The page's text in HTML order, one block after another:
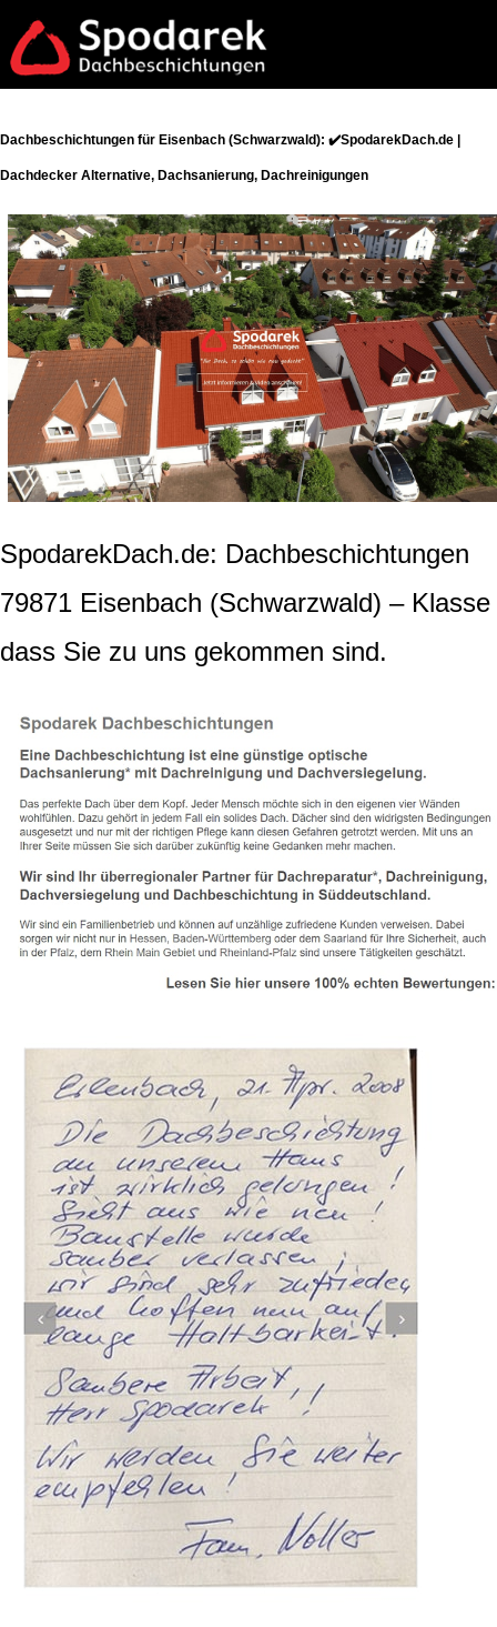
Dachbeschichtungen für Eisenbach (Schwarzwald): ✔️SpodarekDach.de |
Dachdecker Alternative, Dachsanierung, Dachreinigungen
SpodarekDach.de: Dachbeschichtungen
79871 Eisenbach (Schwarzwald) – Klasse
dass Sie zu uns gekommen sind.